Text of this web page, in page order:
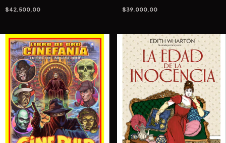
$42.500,00 $39.000,00